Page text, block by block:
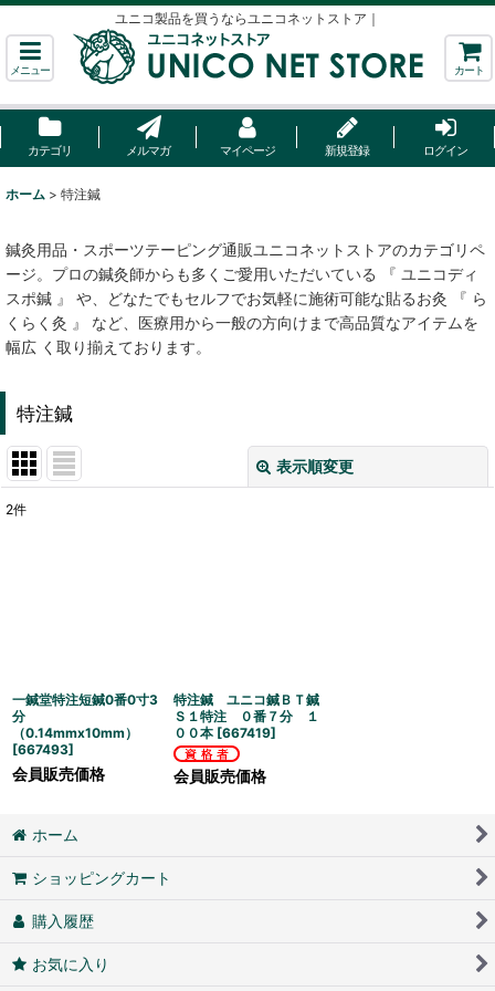
ユニコ製品を買うならユニコネットストア｜
メニュー カート
カテゴリ メルマガ マイページ 新規登録 ログイン
ホーム > 特注鍼
鍼灸用品・スポーツテーピング通販ユニコネットストアのカテゴリペ
ージ。プロの鍼灸師からも多くご愛用いただいている 『 ユニコディ
スポ鍼 』 や、どなたでもセルフでお気軽に施術可能な貼るお灸 『 ら
くらく灸 』 など、医療用から一般の方向けまで高品質なアイテムを
幅広 く取り揃えております。
特注鍼
表示順変更
2件
一鍼堂特注短鍼0番0寸3
分
（0.14mmx10mm）
[667493]
会員販売価格
特注鍼 ユニコ鍼ＢＴ鍼
Ｓ１特注 ０番７分 １
００本 [667419]
会員販売価格
ホーム
ショッピングカート
購入履歴
お気に入り